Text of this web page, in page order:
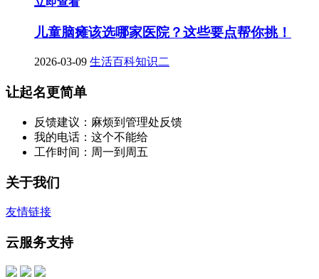
儿童脑瘫该选哪家医院？这些要点帮你挑！
2026-03-09 生活百科知识二
让起名更简单
反馈建议：麻烦到管理处反馈
我的电话：这个不能给
工作时间：周一到周五
关于我们
友情链接
云服务支持